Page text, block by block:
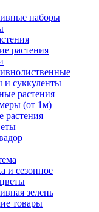
наборы
растения
и суккуленты
растения
(от 1м)
растения
и сезонное
зелень
товары